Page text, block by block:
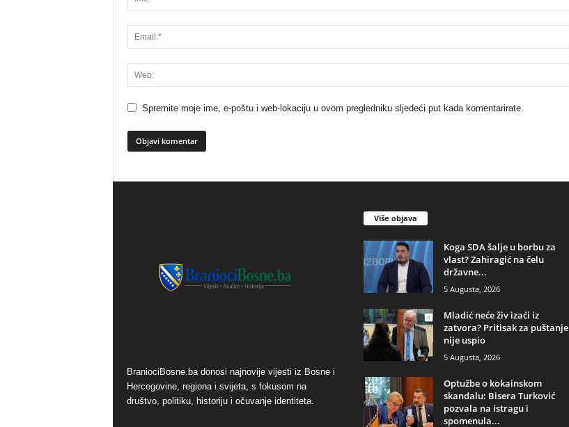
Spremite moje ime, e-poštu i web-lokaciju u ovom pregledniku sljedeći put kada komentarirate.
BraniociBosne.ba donosi najnovije vijesti iz Bosne i
Hercegovine, regiona i svijeta, s fokusom na
društvo, politiku, historiju i očuvanje identiteta.
Više objava
​Koga SDA šalje u borbu za
vlast? Zahiragić na čelu
državne...
5 Augusta, 2026
​Mladić neće živ izaći iz
zatvora? Pritisak za puštanje
nije uspio
5 Augusta, 2026
​Optužbe o kokainskom
skandalu: Bisera Turković
pozvala na istragu i
spomenula...